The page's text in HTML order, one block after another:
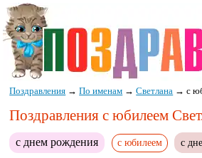
Поздравления →По именам →Светлана →с
Поздравления с юбилеем
с днем рождения с юбилеем с